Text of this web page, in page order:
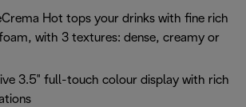
Hot tops your drinks with fine rich
with 3 textures: dense, creamy or
3.5" full-touch colour display with rich